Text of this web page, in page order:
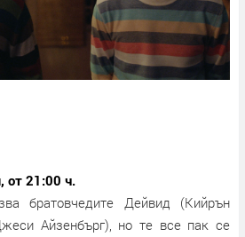
от 21:00 ч.
братовчедите Дейвид (Кийрън
Айзенбърг), но те все пак се